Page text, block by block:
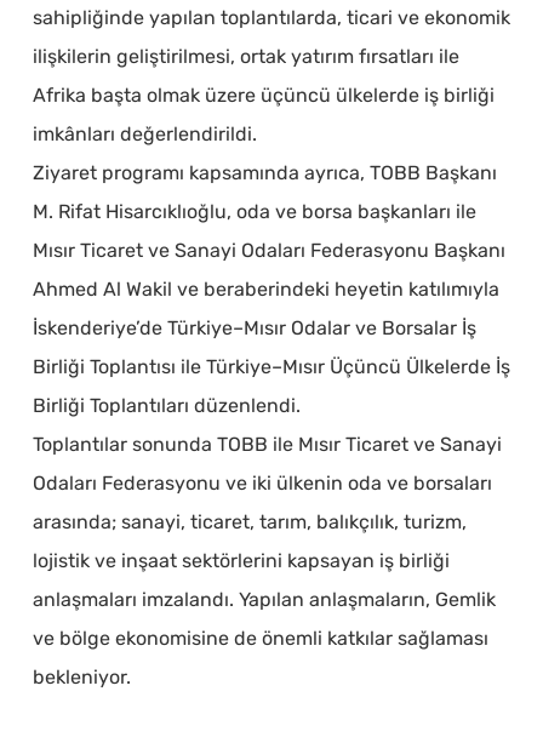
sahipliğinde yapılan toplantılarda, ticari ve ekonomik
ilişkilerin geliştirilmesi, ortak yatırım fırsatları ile
Afrika başta olmak üzere üçüncü ülkelerde iş birliği
imkânları değerlendirildi.
Ziyaret programı kapsamında ayrıca, TOBB Başkanı
M. Rifat Hisarcıklıoğlu, oda ve borsa başkanları ile
Mısır Ticaret ve Sanayi Odaları Federasyonu Başkanı
Ahmed Al Wakil ve beraberindeki heyetin katılımıyla
İskenderiye’de Türkiye–Mısır Odalar ve Borsalar İş
Birliği Toplantısı ile Türkiye–Mısır Üçüncü Ülkelerde İş
Birliği Toplantıları düzenlendi.
Toplantılar sonunda TOBB ile Mısır Ticaret ve Sanayi
Odaları Federasyonu ve iki ülkenin oda ve borsaları
arasında; sanayi, ticaret, tarım, balıkçılık, turizm,
lojistik ve inşaat sektörlerini kapsayan iş birliği
anlaşmaları imzalandı. Yapılan anlaşmaların, Gemlik
ve bölge ekonomisine de önemli katkılar sağlaması
bekleniyor.